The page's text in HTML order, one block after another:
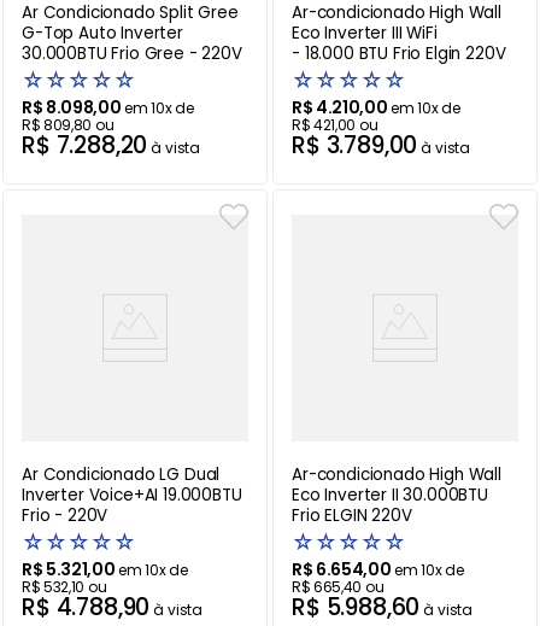
Ar Condicionado Split Gree
G-Top Auto Inverter
30.000BTU Frio Gree - 220V
☆☆☆☆☆
R$ 8.098,00em10x de
R$809,80 ou
R$ 7.288,20 à vista
Ar-condicionado High Wall
Eco Inverter III WiFi
- 18.000 BTU Frio Elgin 220V
☆☆☆☆☆
R$ 4.210,00em10x de
R$421,00 ou
R$ 3.789,00 à vista
Ar Condicionado LG Dual
Inverter Voice+AI 19.000BTU
Frio - 220V
☆☆☆☆☆
R$ 5.321,00em10x de
R$532,10 ou
R$ 4.788,90 à vista
Ar-condicionado High Wall
Eco Inverter II 30.000BTU
Frio ELGIN 220V
☆☆☆☆☆
R$ 6.654,00em10x de
R$665,40 ou
R$ 5.988,60 à vista